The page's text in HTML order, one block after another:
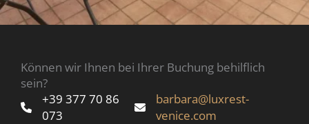
Können wir Ihnen bei Ihrer Buchung behilflich
sein?
+39 377 70 86
073
barbara@luxrest-
venice.com